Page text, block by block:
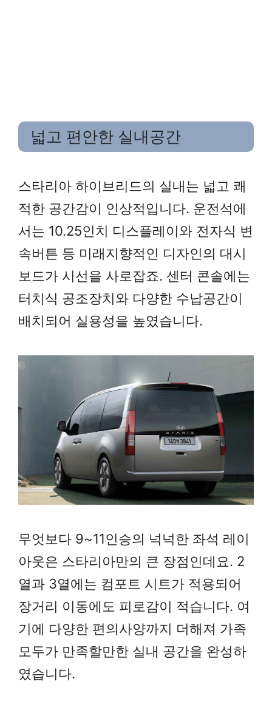
넓고 편안한 실내공간
스타리아 하이브리드의 실내는 넓고 쾌
적한 공간감이 인상적입니다. 운전석에
서는 10.25인치 디스플레이와 전자식 변
속버튼 등 미래지향적인 디자인의 대시
보드가 시선을 사로잡죠. 센터 콘솔에는
터치식 공조장치와 다양한 수납공간이
배치되어 실용성을 높였습니다.
무엇보다 9~11인승의 넉넉한 좌석 레이
아웃은 스타리아만의 큰 장점인데요. 2
열과 3열에는 컴포트 시트가 적용되어
장거리 이동에도 피로감이 적습니다. 여
기에 다양한 편의사양까지 더해져 가족
모두가 만족할만한 실내 공간을 완성하
였습니다.